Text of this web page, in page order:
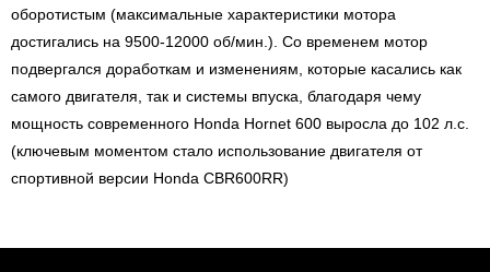
оборотистым (максимальные характеристики мотора
достигались на 9500-12000 об/мин.). Со временем мотор
подвергался доработкам и изменениям, которые касались как
самого двигателя, так и системы впуска, благодаря чему
мощность современного Honda Hornet 600 выросла до 102 л.с.
(ключевым моментом стало использование двигателя от
спортивной версии Honda CBR600RR)